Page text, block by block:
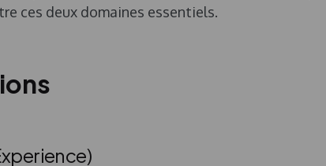
ces deux domaines essentiels.